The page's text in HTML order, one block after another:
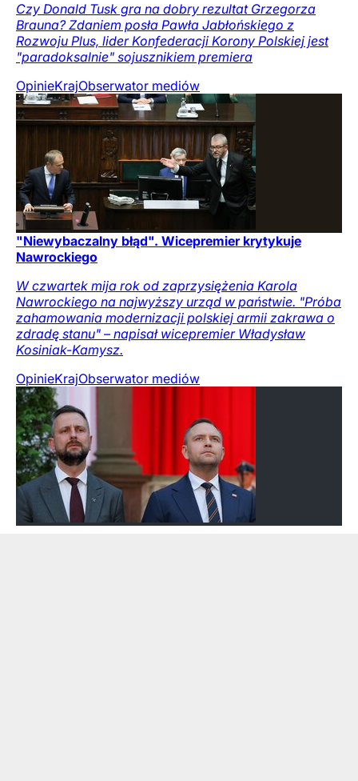
Czy Donald Tusk gra na dobry rezultat Grzegorza
Brauna? Zdaniem posła Pawła Jabłońskiego z
Rozwoju Plus, lider Konfederacji Korony Polskiej jest
"paradoksalnie" sojusznikiem premiera
OpinieKrajObserwator mediów
"Niewybaczalny błąd". Wicepremier krytykuje
Nawrockiego
W czwartek mija rok od zaprzysiężenia Karola
Nawrockiego na najwyższy urząd w państwie. "Próba
zahamowania modernizacji polskiej armii zakrawa o
zdradę stanu" – napisał wicepremier Władysław
Kosiniak-Kamysz.
OpinieKrajObserwator mediów